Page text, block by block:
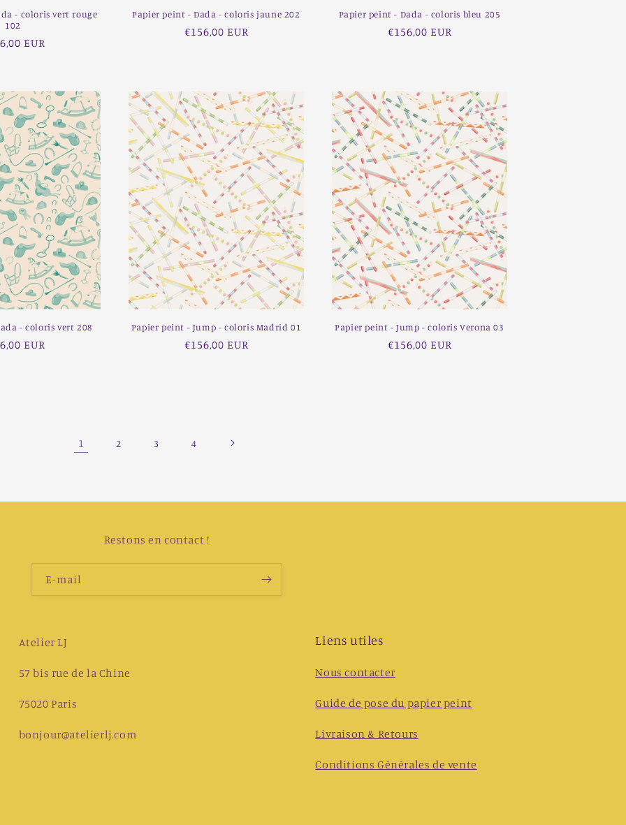
- coloris vert rouge
102
EUR
Papier peint - Dada - coloris jaune 202
Prix
€156,00 EUR
Papier peint - Dada - coloris bleu 205
Prix
€156,00 EUR
- coloris vert 208
EUR
Papier peint - Jump - coloris Madrid 01
Prix
€156,00 EUR
Papier peint - Jump - coloris Verona 03
Prix
€156,00 EUR
1 2 3 4
Restons en contact !
E-mail
Atelier LJ
57 bis rue de la Chine
75020 Paris
bonjour@atelierlj.com
Liens utiles
Nous contacter
Guide de pose du papier peint
Livraison & Retours
Conditions Générales de vente